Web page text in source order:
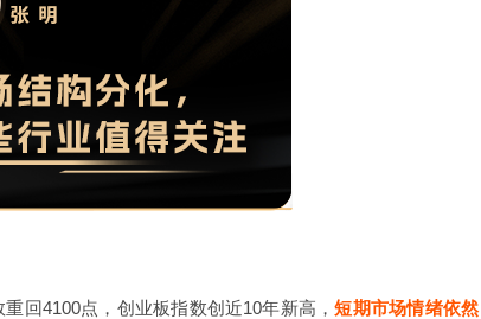
回4100点，创业板指数创近10年新高，短期市场情绪依然